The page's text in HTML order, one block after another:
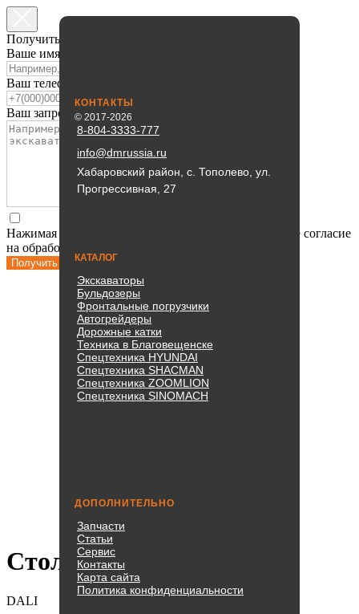
Получить консультацию
Ваше имя
Ваш телефон
Ваш запрос
Нажимая кнопку «получить консультацию» Вы даете согласие
на обработку
Получить консультацию
Стол для встряхивания
DALI
КОНТАКТЫ
8-804-3333-777
info@dmrussia.ru
Хабаровский район, с. Тополево, ул.
Прогрессивная, 27
© 2017-2026
КАТАЛОГ
Экскаваторы
Бульдозеры
Фронтальные погрузчики
Автогрейдеры
Дорожные катки
Техника в Благовещенске
Спецтехника HYUNDAI
Спецтехника SHACMAN
Спецтехника ZOOMLION
Спецтехника SINOMACH
ДОПОЛНИТЕЛЬНО
Запчасти
Статьи
Сервис
Контакты
Карта сайта
Политика конфиденциальности